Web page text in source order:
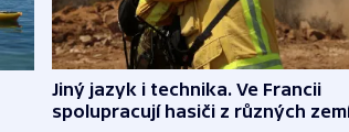
Jiný jazyk i technika. Ve Francii
spolupracují hasiči z různých